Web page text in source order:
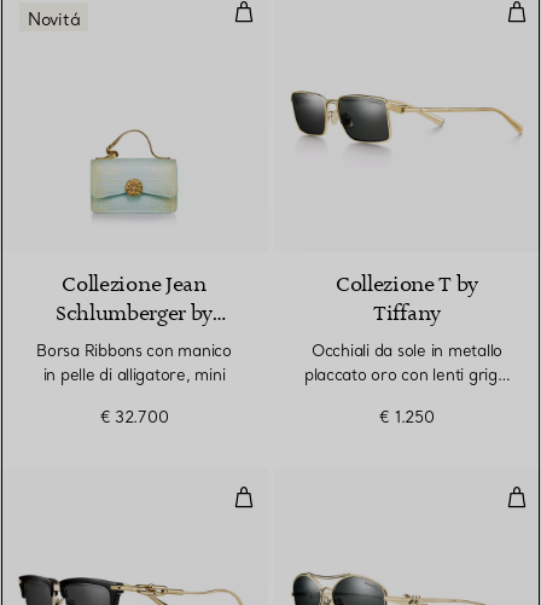
Borsa Ribbons con manico in
Novitá
Collezione Jean
Schlumberger by
Tiffany
Borsa Ribbons con manico
in pelle di alligatore, mini
€ 32.700
Collezione T by
Tiffany
Occhiali da sole in metallo
placcato oro con lenti grigio
€ 1.250
Occhiali da sole in acetato nero